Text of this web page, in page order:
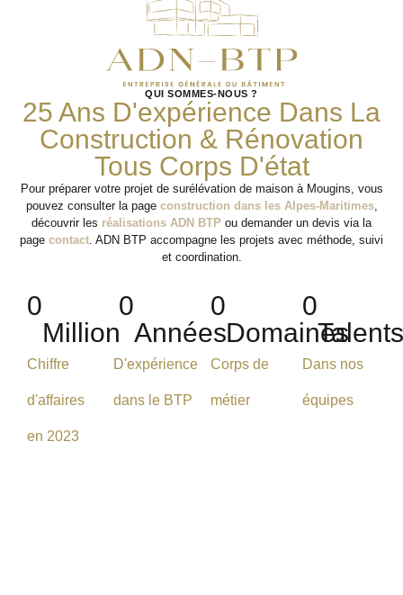
QUI SOMMES-NOUS ?
25 Ans D'expérience Dans La
Construction & Rénovation
Tous Corps D'état
Pour préparer votre projet de surélévation de maison à Mougins, vous
pouvez consulter la page construction dans les Alpes-Maritimes,
découvrir les réalisations ADN BTP ou demander un devis via la
page contact . ADN BTP accompagne les projets avec méthode, suivi
et coordination.
Chiffre
d'affaires
en 2023
0
Million
D'expérience
dans le BTP
0
Années
Corps de
métier
0
Domaines
Dans nos
équipes
0
Talents